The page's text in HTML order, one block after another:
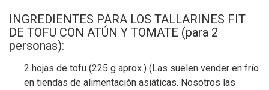
INGREDIENTES PARA LOS TALLARINES FIT
DE TOFU CON ATÚN Y TOMATE (para 2
personas):
2 hojas de tofu (225 g aprox.) (Las suelen vender en frío
en tiendas de alimentación asiáticas. Nosotros las